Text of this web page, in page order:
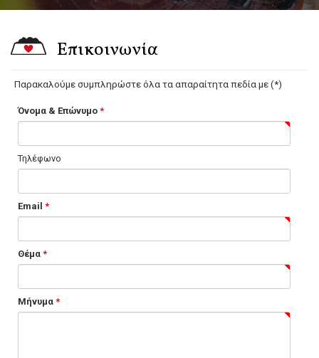
Επικοινωνία
Παρακαλούμε συμπληρώστε όλα τα απαραίτητα πεδία με (*)
Όνομα & Επώνυμο *
Τηλέφωνο
Email *
Θέμα *
Μήνυμα *